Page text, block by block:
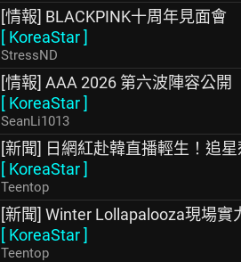
[情報] BLACKPINK十周年見面會
[ KoreaStar]
StressND
[情報] AAA 2026 第六波陣容公開
[ KoreaStar]
SeanLi1013
[新聞] 日網紅赴韓直播輕生！追
[ KoreaStar]
Teentop
[新聞] Winter Lollapalooza現場實
[ KoreaStar]
Teentop